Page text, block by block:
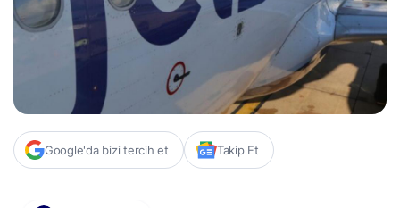
Google'da bizi tercih et Takip Et